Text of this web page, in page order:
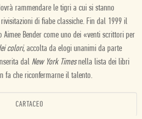
rammendare le tigri a cui si stanno
di fiabe classiche. Fin dal 1999 il
Bender come uno dei «venti scrittori per
colori, accolta da elogi unanimi da parte
dal New York Timesnella lista dei libri
fa che riconfermarne il talento.
CARTACEO